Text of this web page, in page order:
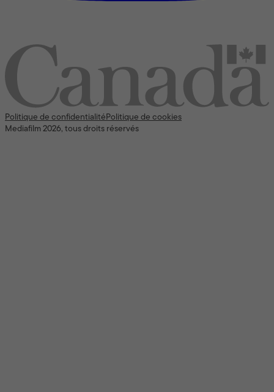
Politique de confidentialité Politique de cookies
Mediafilm 2026, tous droits réservés